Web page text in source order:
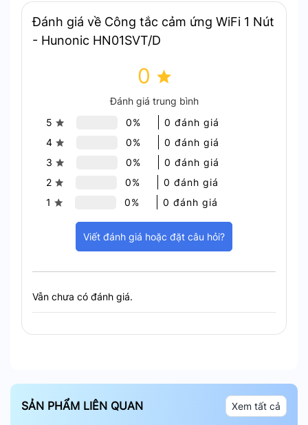
Nhà Ở Gia Đình: Điều khiển các thiết bị điện
như đèn, quạt từ xa.
Căn Hộ Chung Cư: Tối ưu hóa hệ thống điện
Văn Phòng Làm Việc : Quản lý các thiết bị
chiếu sáng, quạt mát hiệu quả.
Không Gian Thương Mại: Điều khiển linh hoạt
hệ thống đèn chiếu sáng, biển quảng cáo.
Tại Sao Nên Chọn Hunonic
HN01SVT/D?
Đánh giá về Công tắc cảm ứng WiFi 1 Nút
- Hunonic HN01SVT/D
0
Đánh giá trung bình
5
0%
0 đánh giá
4
0%
0 đánh giá
3
0%
0 đánh giá
2
0%
0 đánh giá
1
0% 0 đánh giá
Viết đánh giá hoặc đặt câu hỏi?
Vẫn chưa có đánh giá.
SẢN PHẨM LIÊN QUAN Xem tất cả